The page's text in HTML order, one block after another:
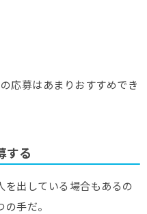
応募はあまりおすすめでき
する
出している場合もあるの
手だ。